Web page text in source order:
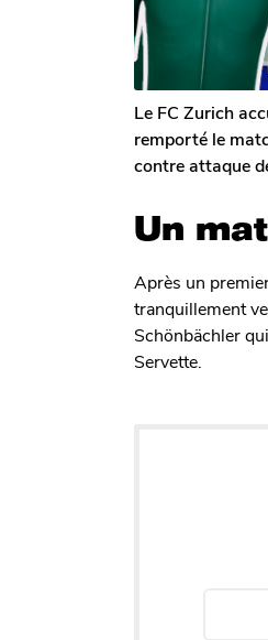
a
g
o
n
e
D
e
c
l
e
r
q
Le FC Zurich
remporté le
contre attaque
Un
Après un
tranquillement
Schönbächler
Servette.